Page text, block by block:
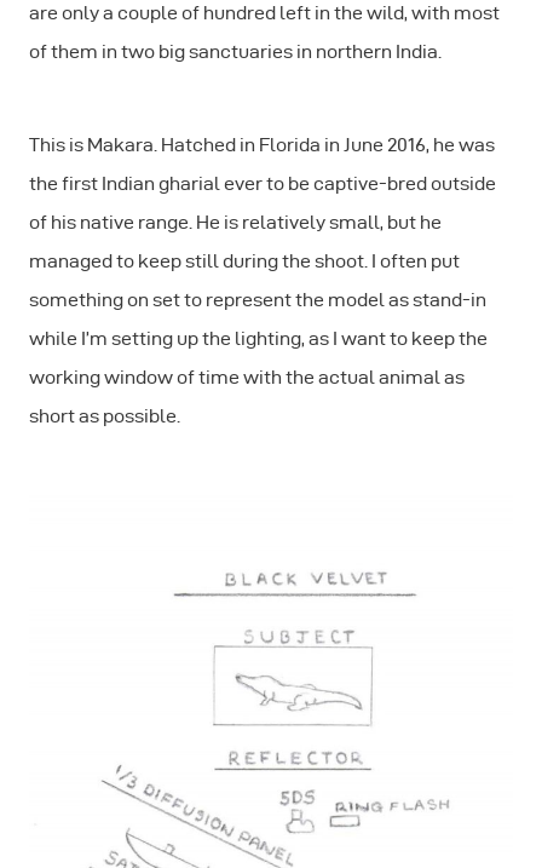
are only a couple of hundred left in the wild, with most
of them in two big sanctuaries in northern India.
This is Makara. Hatched in Florida in June 2016, he was
the first Indian gharial ever to be captive-bred outside
of his native range. He is relatively small, but he
managed to keep still during the shoot. I often put
something on set to represent the model as stand-in
while I’m setting up the lighting, as I want to keep the
working window of time with the actual animal as
short as possible.